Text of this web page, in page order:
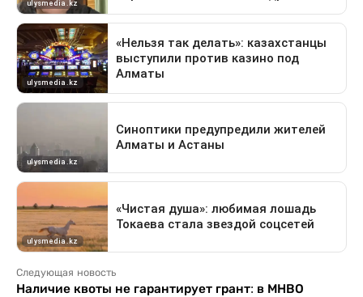
Следующая новость
Наличие квоты не гарантирует грант: в МНВО